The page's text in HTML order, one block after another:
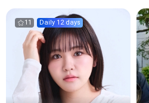
11 Daily 12 days